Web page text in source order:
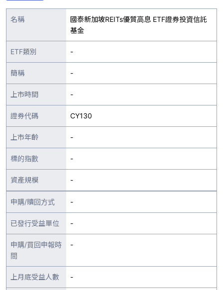
名稱
國泰新加坡REITs優質高息 ETF證券投資信託
基金
ETF類別 -
簡稱 -
上市時間 -
證券代碼 CY130
上市年齡 -
標的指數 -
資產規模 -
申購/贖回方式 -
已發行受益單位 -
申購/買回申報時
間
-
上月底受益人數 -